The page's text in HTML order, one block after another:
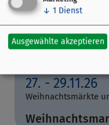
auf die Merkliste
27. - 29.11.26
Weihnachtsmärkte
↓ 1 Dienst
Ausgewählte akzeptieren